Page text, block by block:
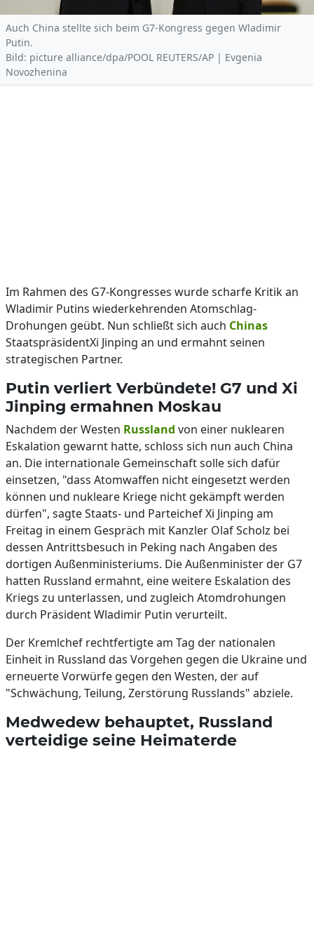
Auch China stellte sich beim G7-Kongress gegen Wladimir
Putin.
Bild: picture alliance/dpa/POOL REUTERS/AP | Evgenia
Novozhenina
Im Rahmen des G7-Kongresses wurde scharfe Kritik an
Wladimir Putins wiederkehrenden Atomschlag-
Drohungen geübt. Nun schließt sich auch Chinas
StaatspräsidentXi Jinping an und ermahnt seinen
strategischen Partner.
Putin verliert Verbündete! G7 und Xi
Jinping ermahnen Moskau
Nachdem der Westen Russland von einer nuklearen
Eskalation gewarnt hatte, schloss sich nun auch China
an. Die internationale Gemeinschaft solle sich dafür
einsetzen, "dass Atomwaffen nicht eingesetzt werden
können und nukleare Kriege nicht gekämpft werden
dürfen", sagte Staats- und Parteichef Xi Jinping am
Freitag in einem Gespräch mit Kanzler Olaf Scholz bei
dessen Antrittsbesuch in Peking nach Angaben des
dortigen Außenministeriums. Die Außenminister der G7
hatten Russland ermahnt, eine weitere Eskalation des
Kriegs zu unterlassen, und zugleich Atomdrohungen
durch Präsident Wladimir Putin verurteilt.
Der Kremlchef rechtfertigte am Tag der nationalen
Einheit in Russland das Vorgehen gegen die Ukraine und
erneuerte Vorwürfe gegen den Westen, der auf
"Schwächung, Teilung, Zerstörung Russlands" abziele.
Medwedew behauptet, Russland
verteidige seine Heimaterde